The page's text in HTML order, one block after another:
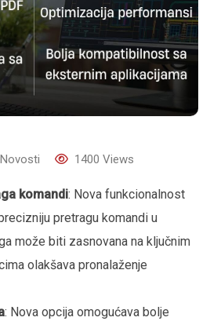
Novosti 1400 Views
komandi: Nova funkcionalnost
pretragu komandi u
može biti zasnovana na ključnim
olakšava pronalaženje
: Nova opcija omogućava bolje